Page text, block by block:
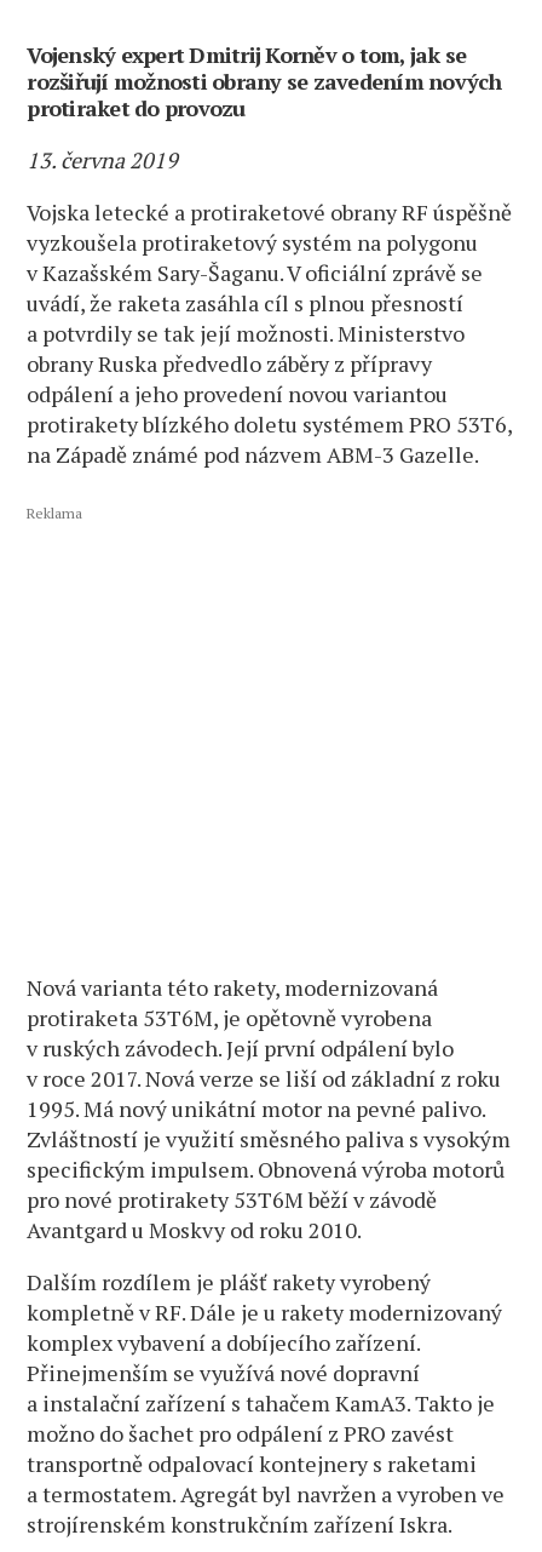
Vojenský expert Dmitrij Korněv o tom, jak se
rozšiřují možnosti obrany se zavedením nových
protiraket do provozu
13. června 2019
Vojska letecké a protiraketové obrany RF úspěšně
vyzkoušela protiraketový systém na polygonu
v Kazašském Sary-Šaganu. V oficiální zprávě se
uvádí, že raketa zasáhla cíl s plnou přesností
a potvrdily se tak její možnosti. Ministerstvo
obrany Ruska předvedlo záběry z přípravy
odpálení a jeho provedení novou variantou
protirakety blízkého doletu systémem PRO 53T6,
na Západě známé pod názvem ABM-3 Gazelle.
Reklama
Nová varianta této rakety, modernizovaná
protiraketa 53T6M, je opětovně vyrobena
v ruských závodech. Její první odpálení bylo
v roce 2017. Nová verze se liší od základní z roku
1995. Má nový unikátní motor na pevné palivo.
Zvláštností je využití směsného paliva s vysokým
specifickým impulsem. Obnovená výroba motorů
pro nové protirakety 53T6M běží v závodě
Avantgard u Moskvy od roku 2010.
Dalším rozdílem je plášť rakety vyrobený
kompletně v RF. Dále je u rakety modernizovaný
komplex vybavení a dobíjecího zařízení.
Přinejmenším se využívá nové dopravní
a instalační zařízení s tahačem KamA3. Takto je
možno do šachet pro odpálení z PRO zavést
transportně odpalovací kontejnery s raketami
a termostatem. Agregát byl navržen a vyroben ve
strojírenském konstrukčním zařízení Iskra.